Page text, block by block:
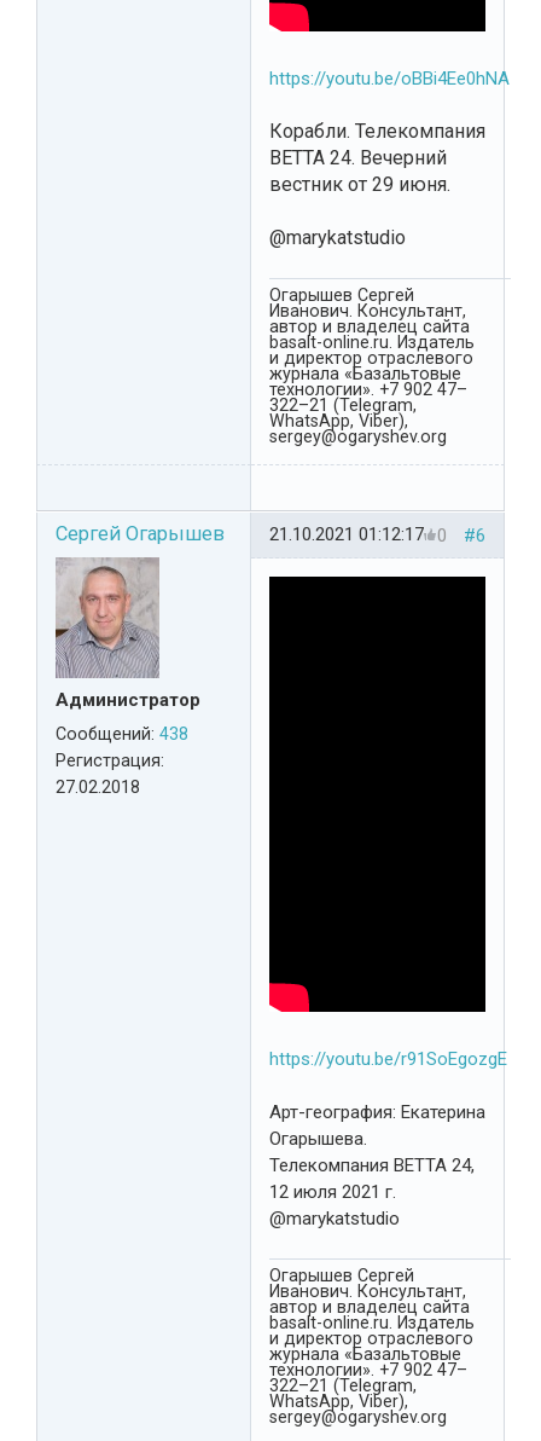
https://youtu.be/oBBi4Ee0hNA
Корабли. Телекомпания
ВЕТТА 24. Вечерний
вестник от 29 июня.
@marykatstudio
Огарышев Сергей
Иванович. Консультант,
автор и владелец сайта
basalt-online.ru. Издатель
и директор отраслевого
журнала «Базальтовые
технологии». +7 902 47–
322–21 (Telegram,
WhatsApp, Viber),
sergey@ogaryshev.org
Сергей Огарышев
Администратор
Сообщений: 438
Регистрация:
27.02.2018
#6
0
21.10.2021 01:12:17
https://youtu.be/r91SoEgozgE
Арт-география: Екатерина
Огарышева.
Телекомпания ВЕТТА 24,
12 июля 2021 г.
@marykatstudio
Огарышев Сергей
Иванович. Консультант,
автор и владелец сайта
basalt-online.ru. Издатель
и директор отраслевого
журнала «Базальтовые
технологии». +7 902 47–
322–21 (Telegram,
WhatsApp, Viber),
sergey@ogaryshev.org